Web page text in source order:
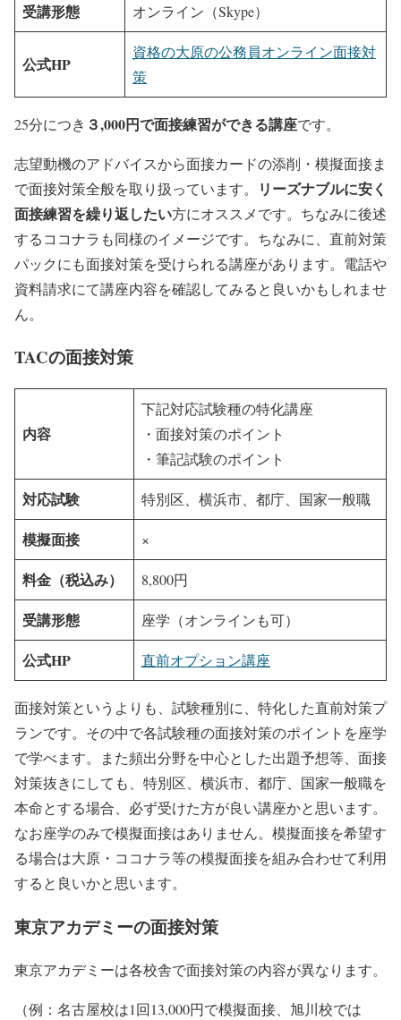
受講形態 オンライン（Skype）
公式HP
資格の大原の公務員オンライン面接対
策
25分につき ３,000円で面接練習ができる講座です。
志望動機のアドバイスから面接カードの添削・模擬面接ま
で面接対策全般を取り扱っています。
リーズナブルに安く
面接練習を繰り返したい方にオススメです。ちなみに後述
するココナラも同様のイメージです。ちなみに、直前対策
パックにも面接対策を受けられる講座があります。電話や
資料請求にて講座内容を確認してみると良いかもしれませ
ん。
TACの面接対策
内容
下記対応試験種の特化講座
・面接対策のポイント
・筆記試験のポイント
対応試験 特別区、横浜市、都庁、国家一般職
模擬面接 ×
料金（税込み） 8,800円
受講形態 座学（オンラインも可）
公式HP 直前オプション講座
面接対策というよりも、試験種別に、特化した直前対策プ
ランです。その中で各試験種の面接対策のポイントを座学
で学べます。また頻出分野を中心とした出題予想等、面接
対策抜きにしても、特別区、横浜市、都庁、国家一般職を
本命とする場合、必ず受けた方が良い講座かと思います。
なお座学のみで模擬面接はありません。模擬面接を希望す
る場合は大原・ココナラ等の模擬面接を組み合わせて利用
すると良いかと思います。
東京アカデミーの面接対策
東京アカデミーは各校舎で面接対策の内容が異なります。
（例：名古屋校は1回13,000円で模擬面接、旭川校では